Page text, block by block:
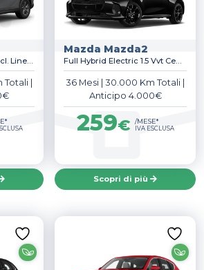
Alimentazione
Anticipo
Mostra altro
3.3l E-Skyactiv Mhev Excl. Line Auto
Totali|
Mazda Mazda2
Full Hybrid Electric 1.5 Vvt Centre-Line
36 Mesi |30.000 Km Totali
Anticipo 4.000€
259€ /MESE*
IVA ESCLUSA
Scopri di più